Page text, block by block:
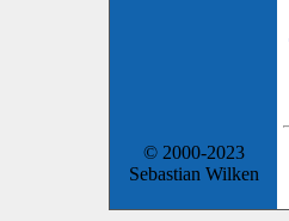
© 2000-2023
Sebastian Wilken